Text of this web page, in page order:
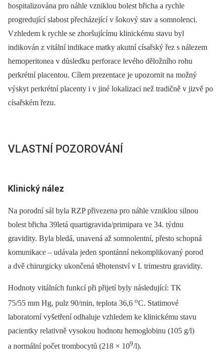
hospitalizována pro náhle vzniklou bolest břicha a rychle
progredující slabost přecházející v šokový stav a somnolenci.
Vzhledem k rychle se zhoršujícímu klinickému stavu byl
indikován z vitální indikace matky akutní císařský řez s nálezem
hemoperitonea v důsledku perforace levého děložního rohu
perkrétní placentou. Cílem prezentace je upozornit na možný
výskyt perkrétní placenty i v jiné lokalizaci než tradičně v jizvě po
císařském řezu.
VLASTNÍ POZOROVÁNÍ
Klinický nález
Na porodní sál byla RZP přivezena pro náhle vzniklou silnou
bolest břicha 39letá quartigravida/primipara ve 34. týdnu
gravidity. Byla bledá, unavená až somnolentní, přesto schopná
komunikace –⁠ udávala jeden spontánní nekomplikovaný porod
a dvě chirurgicky ukončená těhotenství v I. trimestru gravidity.
Hodnoty vitálních funkcí při přijetí byly následující: TK
75/55 mm Hg, pulz 90/min, teplota 36,6 oC. Statimové
laboratorní vyšetření odhaluje vzhledem ke klinickému stavu
pacientky relativně vysokou hodnotu hemoglobinu (105 g/l)
a normální počet trombocytů (218 × 109/l).